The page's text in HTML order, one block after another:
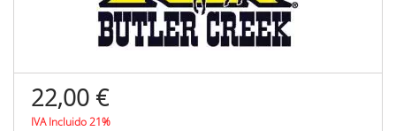
22,00 €
IVA Incluido 21%